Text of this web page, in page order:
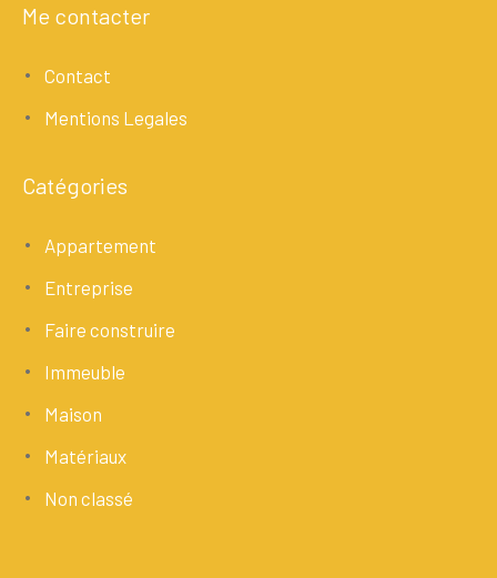
Me contacter
Contact
Mentions Legales
Catégories
Appartement
Entreprise
Faire construire
Immeuble
Maison
Matériaux
Non classé